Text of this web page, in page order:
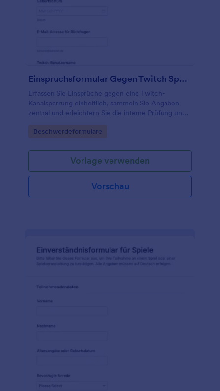
Einspruchsformular Gegen Twitch Sperre
Erfassen Sie Einsprüche gegen eine Twitch-
Kanalsperrung einheitlich, sammeln Sie Angaben
zentral und erleichtern Sie die interne Prüfung und
Formularvorlage von Jotform.
Go to Category:
Beschwerdeformulare
Vorlage verwenden
Vorschau